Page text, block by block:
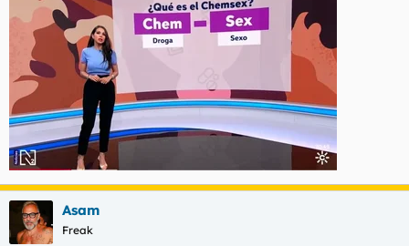
Asam
Freak